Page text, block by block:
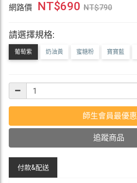
網路價 NT$690 NT$790
請選擇規格:
葡萄紫 奶油黃 蜜糖粉 寶寶藍
師生會員最優惠
追蹤商品
付款&配送